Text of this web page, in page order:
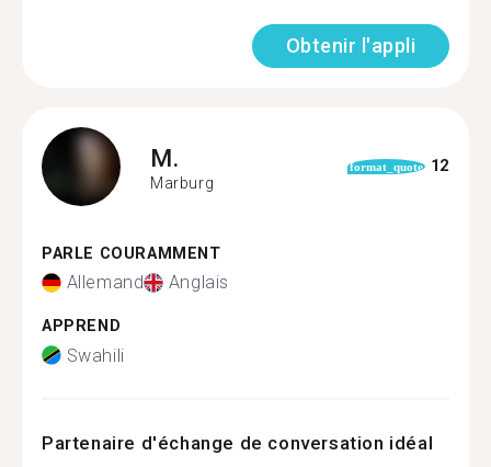
Obtenir l'appli
M.
Marburg
format_quote 12
PARLE COURAMMENT
Allemand Anglais
APPREND
Swahili
Partenaire d'échange de conversation idéal